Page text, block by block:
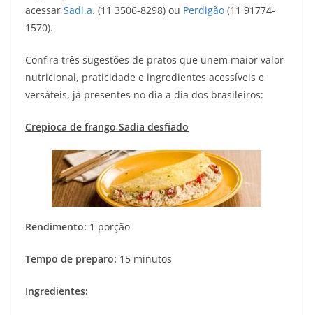
acessar Sadi.a. (11 3506-8298) ou Perdigão (11 91774-
1570).
Confira três sugestões de pratos que unem maior valor
nutricional, praticidade e ingredientes acessíveis e
versáteis, já presentes no dia a dia dos brasileiros:
Crepioca de frango Sadia desfiado
Rendimento: 1 porção
Tempo de preparo: 15 minutos
Ingredientes: